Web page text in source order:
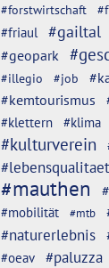
#forstwirtschaft
#friaul
#gailtal
#geopark
#illegio #job
#kemtourismus
#klettern #klima
#kulturverein
#lebensqualitaet
#mauthen
#mobilität #mtb
#naturerlebnis
#oeav #paluzza